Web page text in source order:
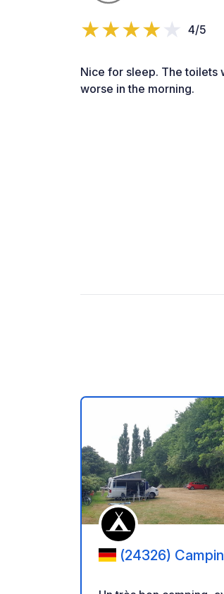
4/5
Nice for sleep. The toilets
worse in the morning.
(24326)